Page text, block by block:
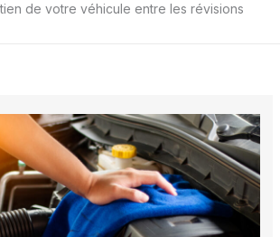
de votre véhicule entre les révisions